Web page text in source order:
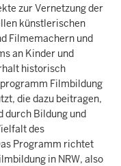
zur Vernetzung der
künstlerischen
Filmemachern und
an Kinder und
historisch
Filmbildung
die dazu beitragen,
durch Bildung und
des
Programm richtet
in NRW, also